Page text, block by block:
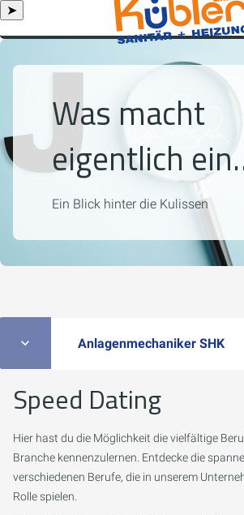
➤
Was macht
eigentlich
Ein Blick hinter die Kulissen
Anlagenmechaniker SHK
Speed Dating
Hier hast du die Möglichkeit die vielfältige
Branche kennenzulernen. Entdecke die
verschiedenen Berufe, die in unserem
Rolle spielen.